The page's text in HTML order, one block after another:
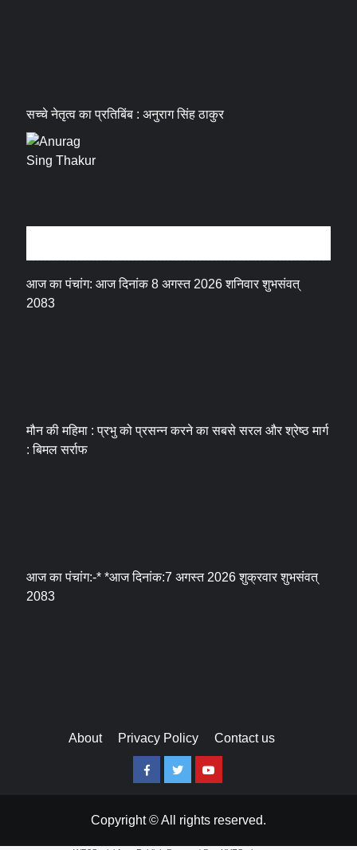
सच्चे नेतृत्व का प्रतिबिंब : अनुराग सिंह ठाकुर
आज का पंचांग: आज दिनांक 8 अगस्त 2026 शनिवार शुभसंवत्
2083
मौन की महिमा : प्रभु को प्रसन्न करने का सबसे सरल और श्रेष्ठ मार्ग
: बिमल सर्राफ
आज का पंचांग:-* *आज दिनांक:7 अगस्त 2026 शुक्रवार शुभसंवत्
2083
About Privacy Policy Contact us
FacebookTwitterYoutube
Copyright © All rights reserved.